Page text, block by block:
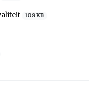
108 KB